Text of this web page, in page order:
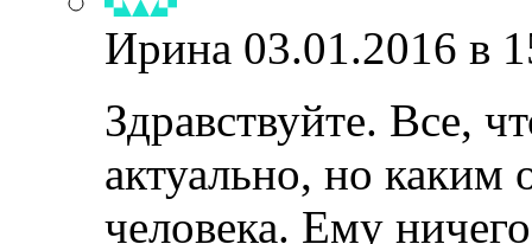
Ирина 03.01.2016 в
Здравствуйте. Все,
актуально, но каким
человека. Ему